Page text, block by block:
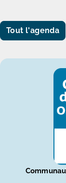
Tout l'agenda